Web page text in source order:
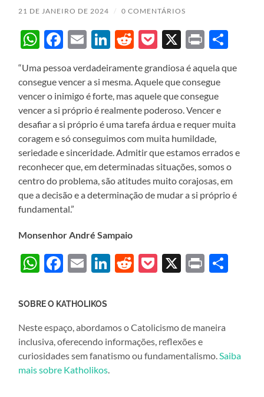
21 DE JANEIRO DE 2024 / 0 COMENTÁRIOS
WhatsApp
Facebook
EmailLinkedIn
Reddit
Pocket
X Print
“Uma pessoa verdadeiramente grandiosa é aquela que
consegue vencer a si mesma. Aquele que consegue
vencer o inimigo é forte, mas aquele que consegue
vencer a si próprio é realmente poderoso. Vencer e
desafiar a si próprio é uma tarefa árdua e requer muita
coragem e só conseguimos com muita humildade,
seriedade e sinceridade. Admitir que estamos errados e
reconhecer que, em determinadas situações, somos o
centro do problema, são atitudes muito corajosas, em
que a decisão e a determinação de mudar a si próprio é
fundamental.”
Monsenhor André Sampaio
WhatsApp
Facebook
EmailLinkedIn
Reddit
Pocket
X Print
SOBRE O KATHOLIKOS
Neste espaço, abordamos o Catolicismo de maneira
inclusiva, oferecendo informações, reflexões e
curiosidades sem fanatismo ou fundamentalismo. Saiba
mais sobre Katholikos